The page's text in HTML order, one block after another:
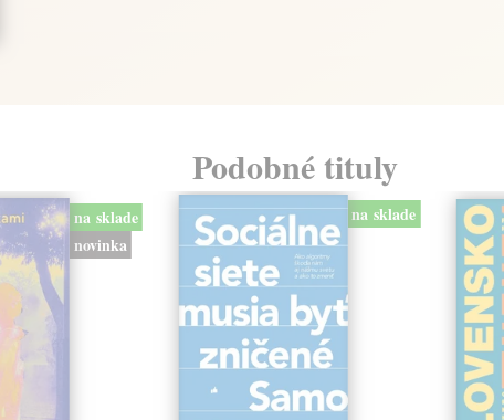
Podobné tituly
na sklade
novinka
na sklade